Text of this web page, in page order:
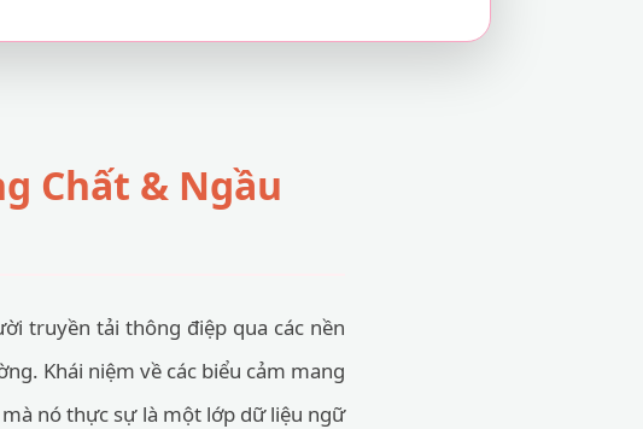
Chất & Ngầu
truyền tải thông điệp qua các nền
Khái niệm về các biểu cảm mang
nó thực sự là một lớp dữ liệu ngữ